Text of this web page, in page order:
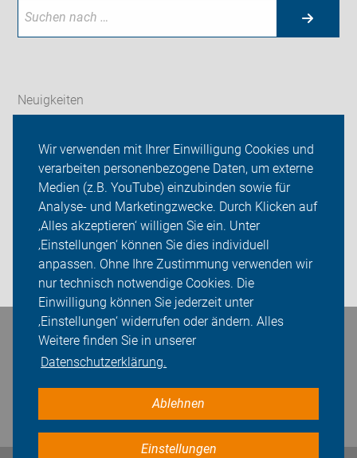
Wir verwenden mit Ihrer Einwilligung Cookies und
verarbeiten personenbezogene Daten, um externe
Medien (z.B. YouTube) einzubinden sowie für
Analyse- und Marketingzwecke. Durch Klicken auf
‚Alles akzeptieren‘ willigen Sie ein. Unter
‚Einstellungen‘ können Sie dies individuell
anpassen. Ohne Ihre Zustimmung verwenden wir
nur technisch notwendige Cookies. Die
Einwilligung können Sie jederzeit unter
‚Einstellungen‘ widerrufen oder ändern. Alles
Weitere finden Sie in unserer
Datenschutzerklärung.
Ablehnen
Einstellungen
Neuigkeiten
Ortsgruppen
Sei dabei
Presse
Login
Bleiben Sie in Kontakt